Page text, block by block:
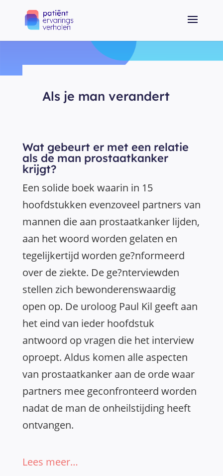
Als je man verandert
Wat gebeurt er met een relatie
als de man prostaatkanker
krijgt?
Een solide boek waarin in 15
hoofdstukken evenzoveel partners van
mannen die aan prostaatkanker lijden,
aan het woord worden gelaten en
tegelijkertijd worden ge?nformeerd
over de ziekte. De ge?nterviewden
stellen zich bewonderenswaardig
open op. De uroloog Paul Kil geeft aan
het eind van ieder hoofdstuk
antwoord op vragen die het interview
oproept. Aldus komen alle aspecten
van prostaatkanker aan de orde waar
partners mee geconfronteerd worden
nadat de man de onheilstijding heeft
ontvangen.
Lees meer…